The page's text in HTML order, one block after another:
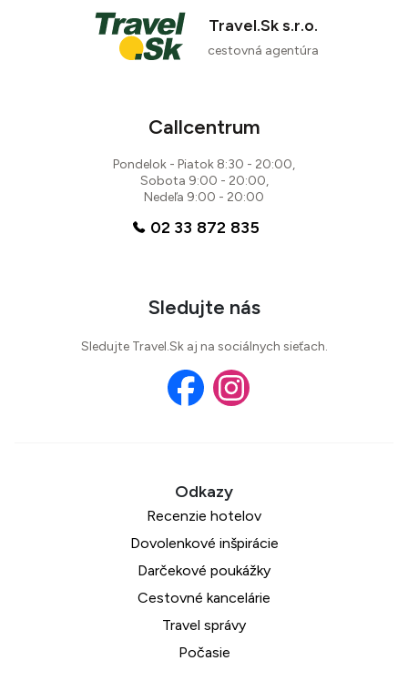
Travel.Sk s.r.o.
cestovná agentúra
Callcentrum
Pondelok - Piatok 8:30 - 20:00,
Sobota 9:00 - 20:00,
Nedeľa 9:00 - 20:00
02 33 872 835
Sledujte nás
Sledujte Travel.Sk aj na sociálnych sieťach.
Recenzie hotelov
Dovolenkové inšpirácie
Darčekové poukážky
Cestovné kancelárie
Travel správy
Počasie